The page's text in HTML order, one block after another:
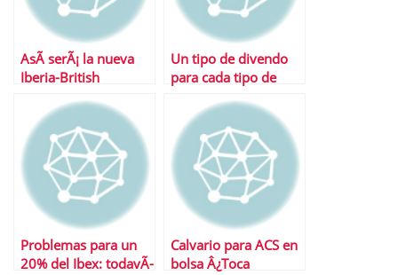
AsÃ­ serÃ¡ la nueva
Iberia-British
Un tipo de divendo
para cada tipo de
Problemas para un
20% del Ibex: todavÃ­
Calvario para ACS en
bolsa Â¿Toca